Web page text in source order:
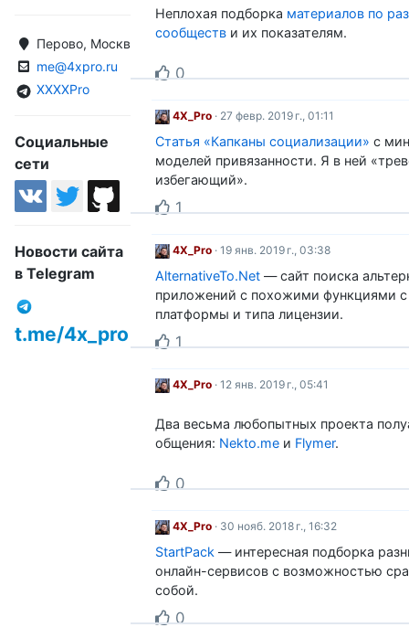
Перово, Москва, Россия
me@4xpro.ru
XXXXPro
Социальные
сети
Новости сайта
в Telegram
t.me/4x_pro
Неплохая подборка материалов по
сообществ и их показателям.
0
4X_Pro · 27 февр. 2019 г., 01:11
Статья «Капканы социализации» с
моделей привязанности. Я в ней
избегающий».
1
4X_Pro · 19 янв. 2019 г., 03:38
AlternativeTo.Net — cайт поиска
приложений с похожими функциями
платформы и типа лицензии.
1
4X_Pro · 12 янв. 2019 г., 05:41
Два весьма любопытных проекта
общения: Nekto.me и Flymer.
0
4X_Pro · 30 нояб. 2018 г., 16:32
StartPack — интересная подборка
онлайн-сервисов с возможностью
собой.
0